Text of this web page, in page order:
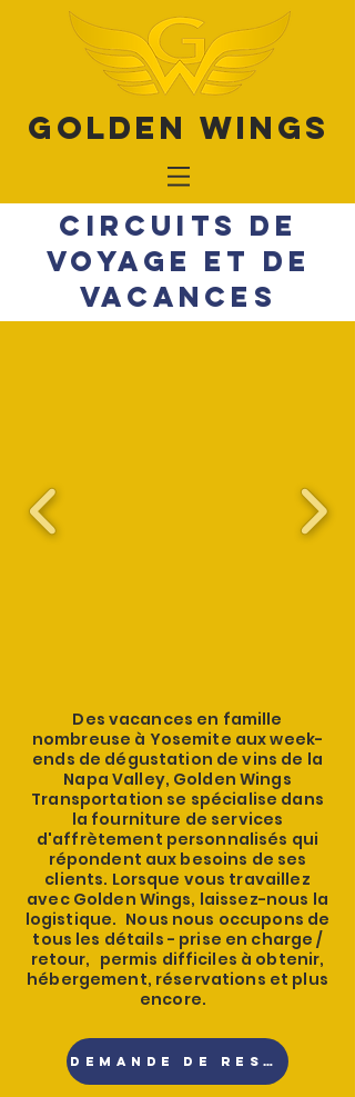
Golden Wings
CIRCUITS DE
VOYAGE ET DE
VACANCES
Des vacances en famille
nombreuse à Yosemite aux week-
ends de dégustation de vins de la
Napa Valley, Golden Wings
Transportation se spécialise dans
la fourniture de services
d'affrètement personnalisés qui
répondent aux besoins de ses
clients. Lorsque vous travaillez
avec Golden Wings, laissez-nous la
logistique. Nous nous occupons de
tous les détails - prise en charge /
retour, permis difficiles à obtenir,
hébergement, réservations et plus
encore.
DEMANDE DE RESERVATION